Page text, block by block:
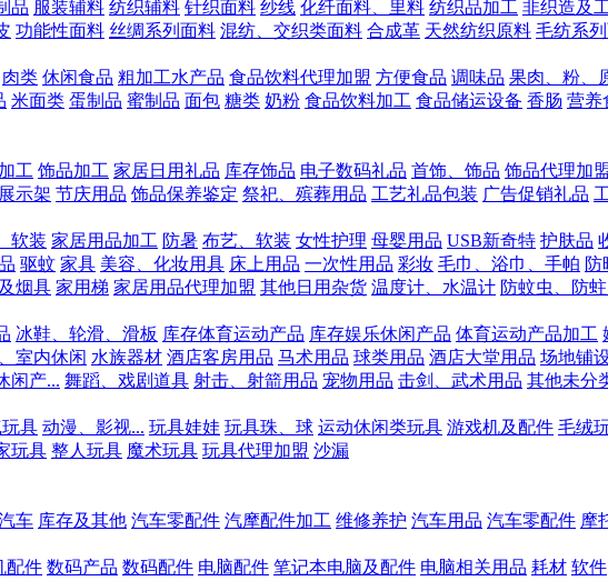
品 服装辅料 纺织辅料 针织面料 纱线 化纤面料、里料 纺织品加工 非织造及
功能性面料 丝绸系列面料 混纺、交织类面料 合成革 天然纺织原料 毛纺系
肉类 休闲食品 粗加工水产品 食品饮料代理加盟 方便食品 调味品 果肉、粉、
米面类 蛋制品 蜜制品 面包 糖类 奶粉 食品饮料加工 食品储运设备 香肠 营养
工 饰品加工 家居日用礼品 库存饰品 电子数码礼品 首饰、饰品 饰品代理加
示架 节庆用品 饰品保养鉴定 祭祀、殡葬用品 工艺礼品包装 广告促销礼品
软装 家居用品加工 防暑 布艺、软装 女性护理 母婴用品 USB新奇特 护肤品
驱蚊 家具 美容、化妆用具 床上用品 一次性用品 彩妆 毛巾、浴巾、手帕 防
烟具 家用梯 家居用品代理加盟 其他日用杂货 温度计、水温计 防蚊虫、防
冰鞋、轮滑、滑板 库存体育运动产品 库存娱乐休闲产品 体育运动产品加工
室内休闲 水族器材 酒店客房用品 马术用品 球类用品 酒店大堂用品 场地铺
闲产... 舞蹈、戏剧道具 射击、射箭用品 宠物用品 击剑、武术用品 其他未分
具 动漫、影视... 玩具娃娃 玩具珠、球 运动休闲类玩具 游戏机及配件 毛绒
玩具 整人玩具 魔术玩具 玩具代理加盟 沙漏
车 库存及其他 汽车零配件 汽摩配件加工 维修养护 汽车用品 汽车零配件 摩
配件 数码产品 数码配件 电脑配件 笔记本电脑及配件 电脑相关用品 耗材 软件